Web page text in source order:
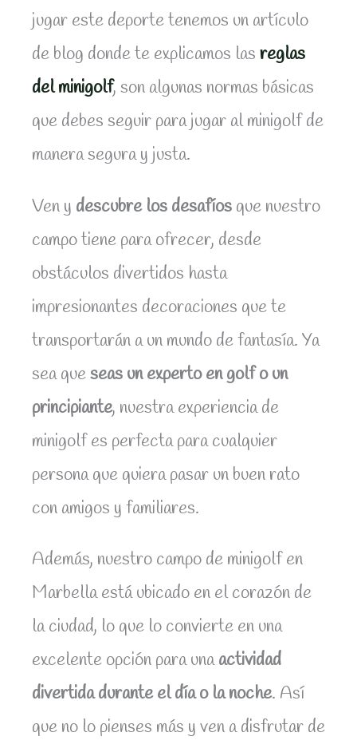
jugar este deporte tenemos un artículo
de blog donde te explicamos las reglas
del minigolf, son algunas normas básicas
que debes seguir para jugar al minigolf de
manera segura y justa.
Ven y descubre los desafíos que nuestro
campo tiene para ofrecer, desde
obstáculos divertidos hasta
impresionantes decoraciones que te
transportarán a un mundo de fantasía. Ya
sea queseas un experto en golf o un
principiante, nuestra experiencia de
minigolf es perfecta para cualquier
persona que quiera pasar un buen rato
con amigos y familiares.
Además, nuestro campo de minigolf en
Marbella está ubicado en el corazón de
la ciudad, lo que lo convierte en una
excelente opción para unaactividad
divertida durante el día o la noche. Así
que no lo pienses más y ven a disfrutar de